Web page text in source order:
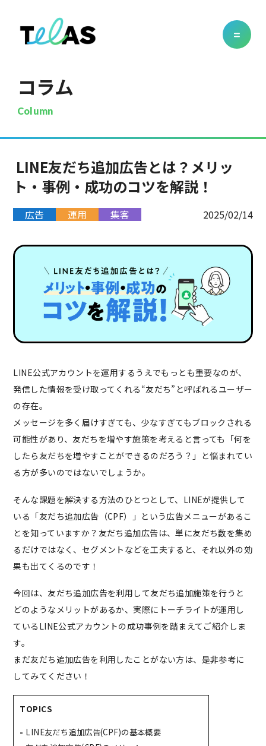
コラム
Column
LINE友だち追加広告とは？メリッ
ト・事例・成功のコツを解説！
広告 運用 集客 2025/02/14
LINE公式アカウントを運用するうえでもっとも重要なのが、
発信した情報を受け取ってくれる“友だち”と呼ばれるユーザー
の存在。
メッセージを多く届けすぎても、少なすぎてもブロックされる
可能性があり、友だちを増やす施策を考えると言っても「何を
したら友だちを増やすことができるのだろう？」と悩まれてい
る方が多いのではないでしょうか。
そんな課題を解決する方法のひとつとして、LINEが提供して
いる「友だち追加広告（CPF）」という広告メニューがあるこ
とを知っていますか？友だち追加広告は、単に友だち数を集め
るだけではなく、セグメントなどを工夫すると、それ以外の効
果も出てくるのです！
今回は、友だち追加広告を利用して友だち追加施策を行うと
どのようなメリットがあるか、実際にトーチライトが運用し
ているLINE公式アカウントの成功事例を踏まえてご紹介しま
す。
まだ友だち追加広告を利用したことがない方は、是非参考に
してみてください！
TOPICS
LINE友だち追加広告(CPF)の基本概要